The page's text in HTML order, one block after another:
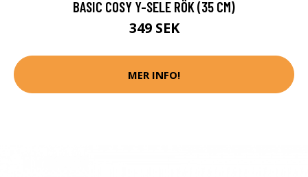
BASIC COSY Y-SELE RÖK (35 CM)
349 SEK
MER INFO!